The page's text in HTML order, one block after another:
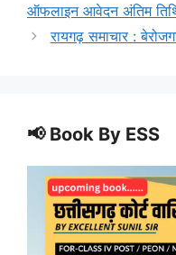
ऑफलाइन आवेदन अंतिम
रायगढ़ समाचार :
📢 Book By ESS